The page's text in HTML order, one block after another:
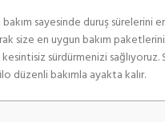
sayesinde duruş
size en uygun bakım
sürdürmenizi
düzenli bakımla ayakta kalır.